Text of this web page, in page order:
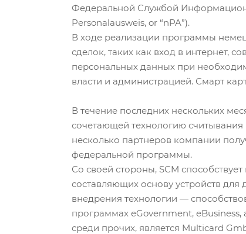
Федеральной Службой
Personalausweis, or “nPA”).
В ходе реализации программы
сделок, таких как вход в интернет,
персональных данных при
власти и администрацией. Смарт
В течение последних нескольких
сочетающей технологию
несколько партнеров компании
федеральной программы.
Со своей стороны, SCM
составляющих основу устройств
внедрения технологии —
программах eGovernment, eBusiness,
среди прочих, является Multicard